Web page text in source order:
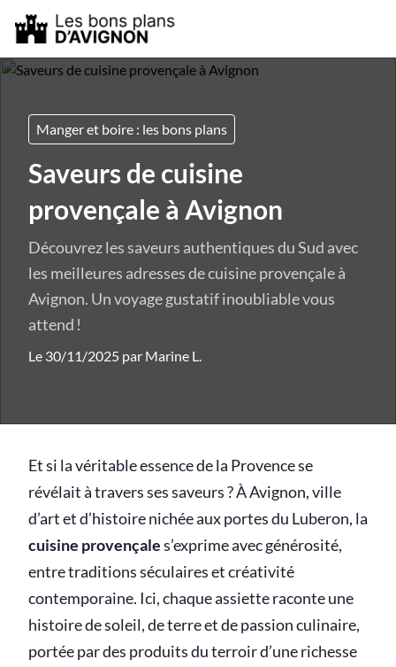
Manger et boire : les bons plans
Saveurs de cuisine
provençale à Avignon
Découvrez les saveurs authentiques du Sud avec
les meilleures adresses de cuisine provençale à
Avignon. Un voyage gustatif inoubliable vous
attend !
Le 30/11/2025 par Marine L.
Et si la véritable essence de la Provence se
révélait à travers ses saveurs ? À Avignon, ville
d’art et d’histoire nichée aux portes du Luberon, la
cuisine provençales’exprime avec générosité,
entre traditions séculaires et créativité
contemporaine. Ici, chaque assiette raconte une
histoire de soleil, de terre et de passion culinaire,
portée par des produits du terroir d’une richesse